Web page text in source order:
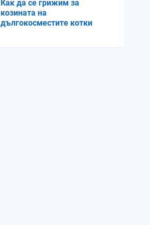
Как да се грижим за
козината на
дългокосместите котки